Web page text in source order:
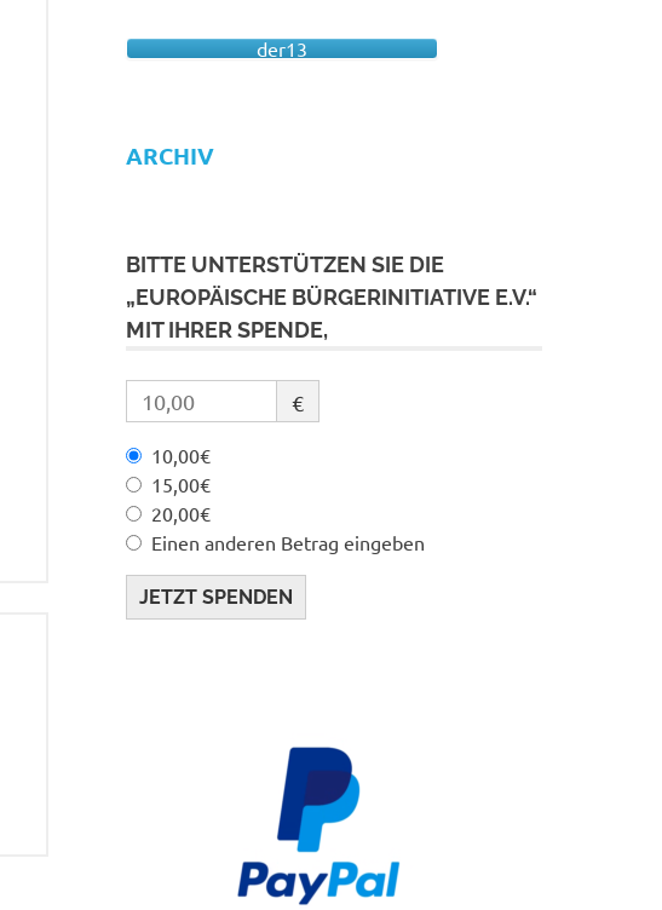
der13
ARCHIV
BITTE UNTERSTÜTZEN SIE DIE
„EUROPÄISCHE BÜRGERINITIATIVE E.V.“
MIT IHRER SPENDE,
€
10,00€
15,00€
20,00€
Einen anderen Betrag eingeben
JETZT SPENDEN